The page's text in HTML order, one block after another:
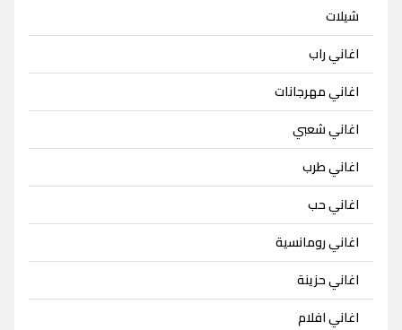
شيلات
اغاني راب
اغاني مهرجانات
اغاني شعبي
اغاني طرب
اغاني حب
اغاني رومانسية
اغاني حزينة
اغاني افلام